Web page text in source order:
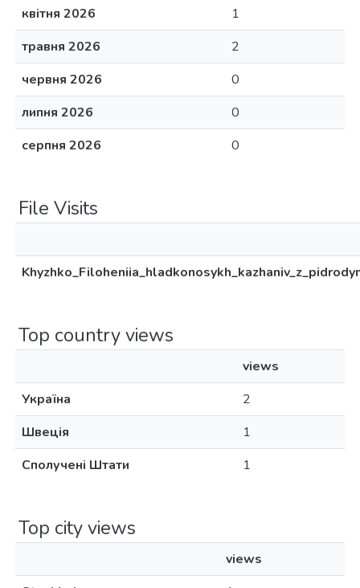
квітня 2026
1
травня 2026
2
червня 2026
0
липня 2026
0
серпня 2026
0
File Visits
Top country views
views
Україна
2
Швеція
1
Сполучені Штати
1
Top city views
views